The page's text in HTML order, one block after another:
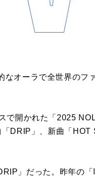
オーラで全世界のフ
で開かれた「2025
DRIP」、新曲「HOT
」だった。昨年の